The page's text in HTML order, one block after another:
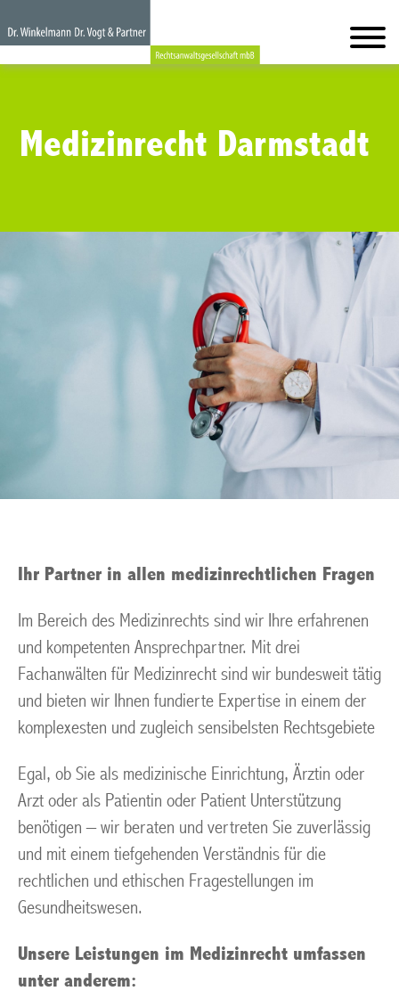
Medizinrecht Darmstadt
Ihr Partner in allen medizinrechtlichen Fragen
Im Bereich des Medizinrechts sind wir Ihre erfahrenen
und kompetenten Ansprechpartner. Mit drei
Fachanwälten für Medizinrecht sind wir bundesweit tätig
und bieten wir Ihnen fundierte Expertise in einem der
komplexesten und zugleich sensibelsten Rechtsgebiete
Egal, ob Sie als medizinische Einrichtung, Ärztin oder
Arzt oder als Patientin oder Patient Unterstützung
benötigen – wir beraten und vertreten Sie zuverlässig
und mit einem tiefgehenden Verständnis für die
rechtlichen und ethischen Fragestellungen im
Gesundheitswesen.
Unsere Leistungen im Medizinrecht umfassen
unter anderem: